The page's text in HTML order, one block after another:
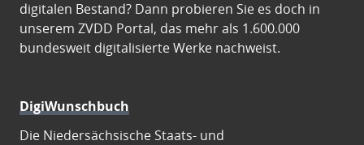
digitalen Bestand? Dann probieren Sie es doch in
unserem ZVDD Portal, das mehr als 1.600.000
bundesweit digitalisierte Werke nachweist.
DigiWunschbuch
Die Niedersächsische Staats- und